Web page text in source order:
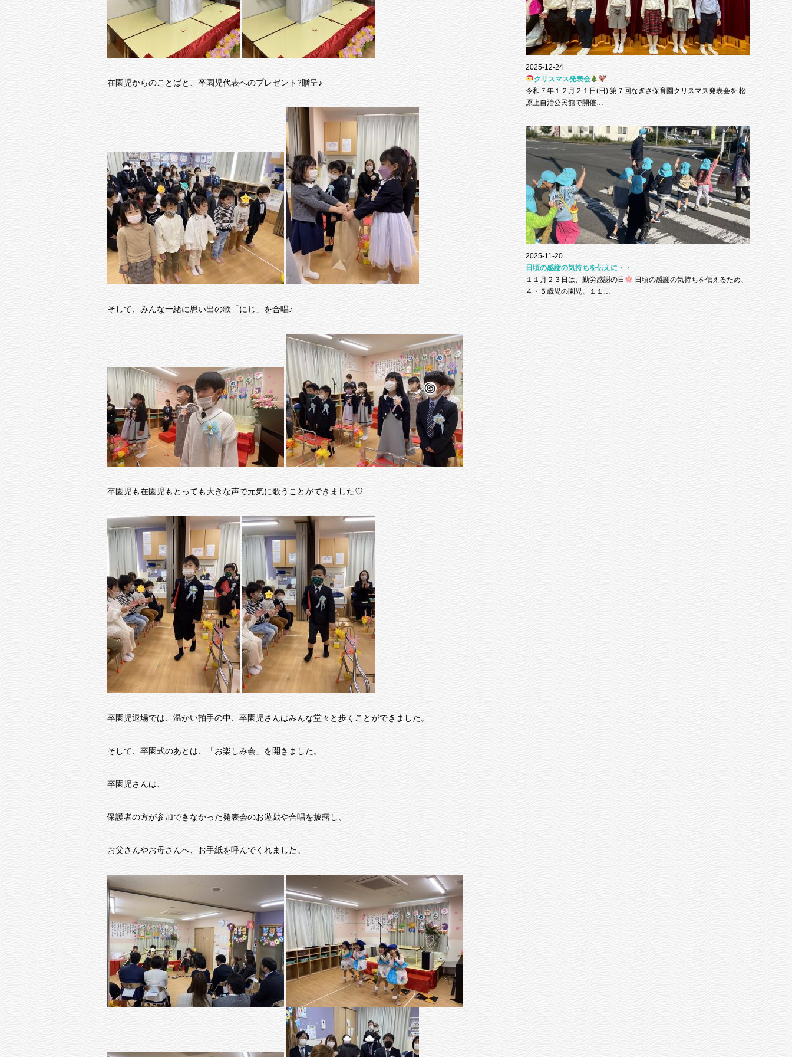
在園児からのことばと、卒園児代表へのプレゼント?贈呈♪
そして、みんな一緒に思い出の歌「にじ」を合唱♪
卒園児も在園児もとっても大きな声で元気に歌うことができました♡
卒園児退場では、温かい拍手の中、卒園児さんはみんな堂々と歩くことができました。
そして、卒園式のあとは、「お楽しみ会」を開きました。
卒園児さんは、
保護者の方が参加できなかった発表会のお遊戯や合唱を披露し、
お父さんやお母さんへ、お手紙を呼んでくれました。
2025-12-24
クリスマス発表会
令和７年１２月２１日(日) 第７回なぎさ保育園クリスマス発表会を 松
原上自治公民館で開催…
2025-11-20
日頃の感謝の気持ちを伝えに・・
１１月２３日は、勤労感謝の日
日頃の感謝の気持ちを伝えるため、
４・５歳児の園児、１１…